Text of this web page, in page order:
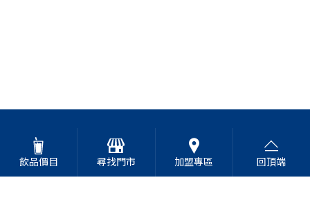
高山青茶專賣店
飲品價目 尋找門市 加盟專區 回頂端